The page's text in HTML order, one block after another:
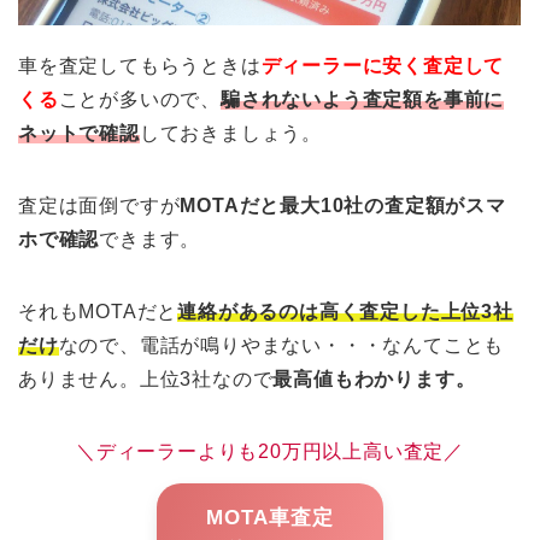
車を査定してもらうときはディーラーに安く査定して
くる ことが多いので、騙されないよう査定額を事前に
ネットで確認しておきましょう。
査定は面倒ですがMOTAだと最大10社の査定額がスマ
ホで確認できます。
それもMOTAだと連絡があるのは高く査定した上位3社
だけなので、電話が鳴りやまない・・・なんてことも
ありません。上位3社なので最高値もわかります。
＼ディーラーよりも20万円以上高い査定／
MOTA車査定